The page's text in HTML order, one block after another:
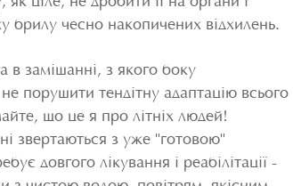
брилу чесно накопичених відхилень.
в замішанні, з якого боку
порушити тендітну адаптацію всього
що це я про літніх людей!
звертаються з уже "готовою"
довгого лікування і реабілітації -